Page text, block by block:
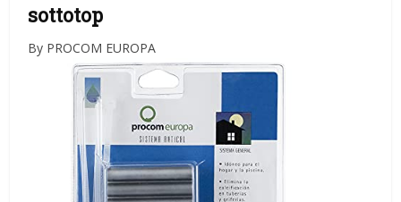
sottotop
By PROCOM EUROPA